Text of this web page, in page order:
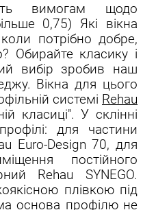
вимогам щодо
0,75) Які вікна
потрібно добре,
Обирайте класику і
вибір зробив наш
Вікна для цього
системі Rehau
класиці". У склінні
для частини
Euro-Design 70, для
постійного
Rehau SYNEGO.
плівкою під
основа профілю не